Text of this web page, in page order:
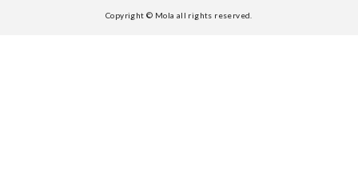
Copyright © Mola all rights reserved.